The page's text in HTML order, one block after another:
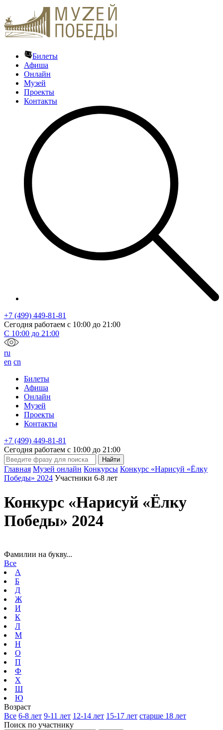
Билеты
Афиша
Онлайн
Музей
Проекты
Контакты
+7 (499) 449-81-81
Сегодня работаем с 10:00 до 21:00
С 10:00 до 21:00
ru
en cn
Билеты
Афиша
Онлайн
Музей
Проекты
Контакты
+7 (499) 449-81-81
Сегодня работаем с 10:00 до 21:00
Главная Музей онлайн Конкурсы Конкурс «Нарисуй «Ёлку
Победы» 2024 Участники 6-8 лет
Конкурс «Нарисуй «Ёлку
Победы» 2024
Фамилии на букву...
Все
А
Б
Д
Ж
И
К
Л
М
Н
О
П
Ф
Х
Ш
Ю
Возраст
Все 6-8 лет 9-11 лет 12-14 лет 15-17 лет старше 18 лет
Поиск по участнику